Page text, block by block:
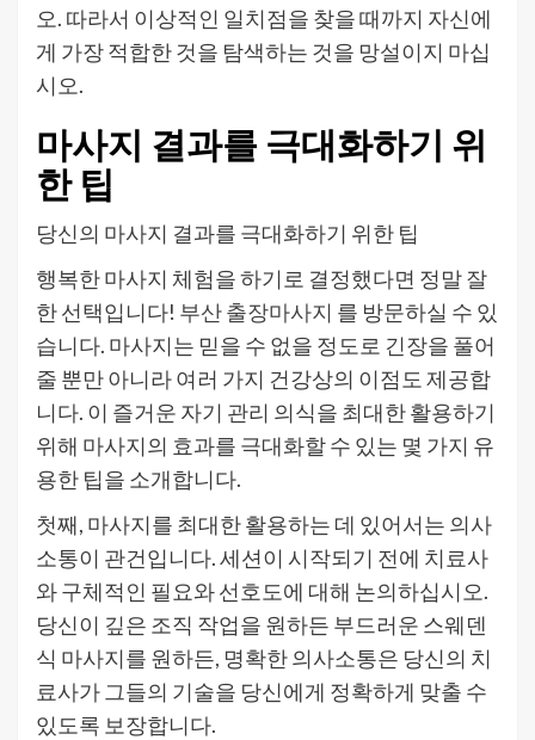
오. 따라서 이상적인 일치점을 찾을 때까지 자신에
게 가장 적합한 것을 탐색하는 것을 망설이지 마십
시오.
마사지 결과를 극대화하기 위
한 팁
당신의 마사지 결과를 극대화하기 위한 팁
행복한 마사지 체험을 하기로 결정했다면 정말 잘
한 선택입니다! 부산 출장마사지 를 방문하실 수 있
습니다. 마사지는 믿을 수 없을 정도로 긴장을 풀어
줄 뿐만 아니라 여러 가지 건강상의 이점도 제공합
니다. 이 즐거운 자기 관리 의식을 최대한 활용하기
위해 마사지의 효과를 극대화할 수 있는 몇 가지 유
용한 팁을 소개합니다.
첫째, 마사지를 최대한 활용하는 데 있어서는 의사
소통이 관건입니다. 세션이 시작되기 전에 치료사
와 구체적인 필요와 선호도에 대해 논의하십시오.
당신이 깊은 조직 작업을 원하든 부드러운 스웨덴
식 마사지를 원하든, 명확한 의사소통은 당신의 치
료사가 그들의 기술을 당신에게 정확하게 맞출 수
있도록 보장합니다.